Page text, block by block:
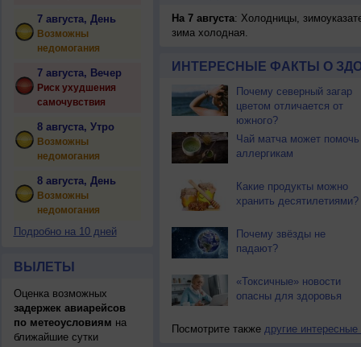
7 августа, День
Возможны
недомогания
7 августа, Вечер
Риск ухудшения
самочувствия
8 августа, Утро
Возможны
недомогания
8 августа, День
Возможны
недомогания
Подробно на 10 дней
ВЫЛЕТЫ
Оценка возможных
задержек авиарейсов
по метеоусловиям на
ближайшие сутки
На 7 августа: Холодницы,
зима холодная.
ИНТЕРЕСНЫЕ ФАКТЫ О
Почему северный загар
цветом отличается от
южного?
Чай матча может помочь
аллергикам
Какие продукты можно
хранить десятилетиями?
Почему звёзды не
падают?
«Токсичные» новости
опасны для здоровья
Посмотрите также другие интересные